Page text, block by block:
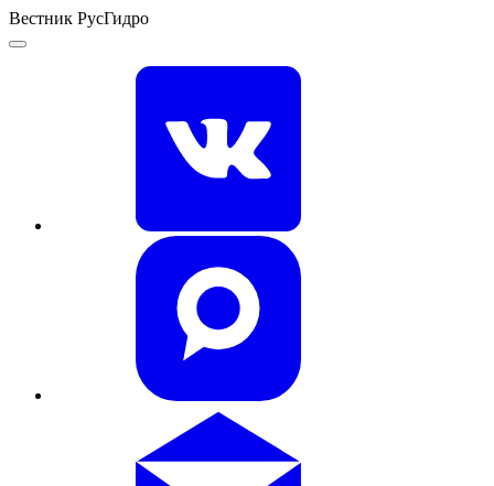
Вестник РусГидро